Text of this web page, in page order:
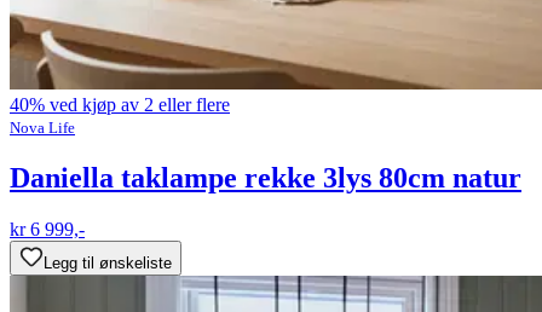
40% ved kjøp av 2 eller flere
Nova Life
Daniella taklampe rekke 3lys 80cm natur
kr 6 999,-
Legg til ønskeliste